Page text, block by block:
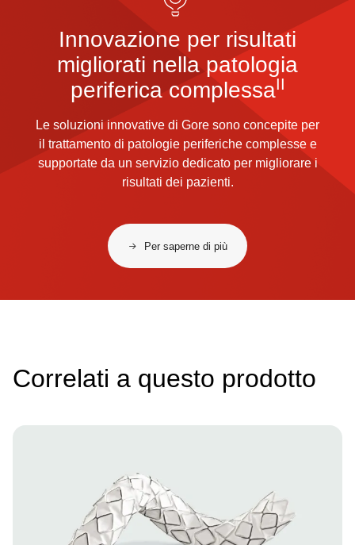
Innovazione per risultati
migliorati nella patologia
periferica complessaII
Le soluzioni innovative di Gore sono concepite per
il trattamento di patologie periferiche complesse e
supportate da un servizio dedicato per migliorare i
risultati dei pazienti.
Per saperne di più
Correlati a questo prodotto
Image